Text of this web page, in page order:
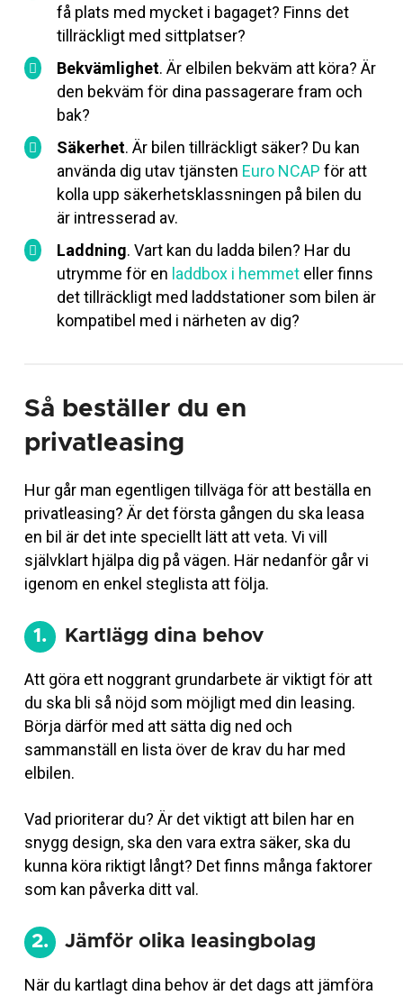
få plats med mycket i bagaget? Finns det
tillräckligt med sittplatser?
Bekvämlighet. Är elbilen bekväm att köra? Är
den bekväm för dina passagerare fram och
bak?
Säkerhet. Är bilen tillräckligt säker? Du kan
använda dig utav tjänsten Euro NCAP för att
kolla upp säkerhetsklassningen på bilen du
är intresserad av.
Laddning. Vart kan du ladda bilen? Har du
utrymme för en laddbox i hemmet eller finns
det tillräckligt med laddstationer som bilen är
kompatibel med i närheten av dig?
Så beställer du en
privatleasing
Hur går man egentligen tillväga för att beställa en
privatleasing? Är det första gången du ska leasa
en bil är det inte speciellt lätt att veta. Vi vill
självklart hjälpa dig på vägen. Här nedanför går vi
igenom en enkel steglista att följa.
1. Kartlägg dina behov
Att göra ett noggrant grundarbete är viktigt för att
du ska bli så nöjd som möjligt med din leasing.
Börja därför med att sätta dig ned och
sammanställ en lista över de krav du har med
elbilen.
Vad prioriterar du? Är det viktigt att bilen har en
snygg design, ska den vara extra säker, ska du
kunna köra riktigt långt? Det finns många faktorer
som kan påverka ditt val.
2. Jämför olika leasingbolag
När du kartlagt dina behov är det dags att jämföra